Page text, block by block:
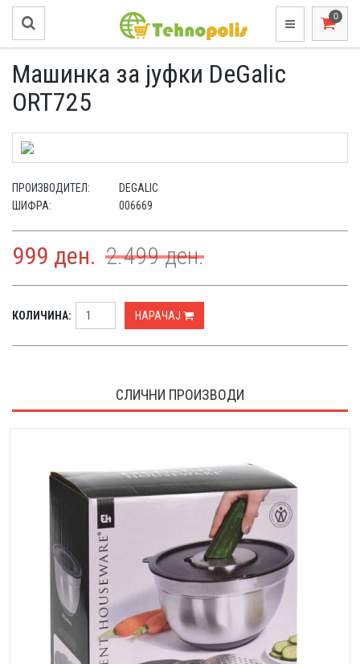
Машинка за јуфки DeGalic
ORT725
ПРОИЗВОДИТЕЛ:
DEGALIC
ШИФРА:
006669
999 ден. 2.499ден.
КОЛИЧИНА: НАРАЧАЈ
СЛИЧНИ ПРОИЗВОДИ